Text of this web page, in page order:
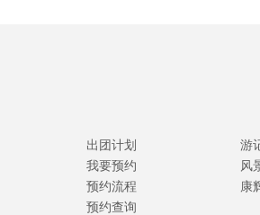
出团计划
我要预约
预约流程
预约查询
游
风
康